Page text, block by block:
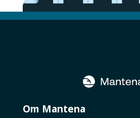
Om Mantena